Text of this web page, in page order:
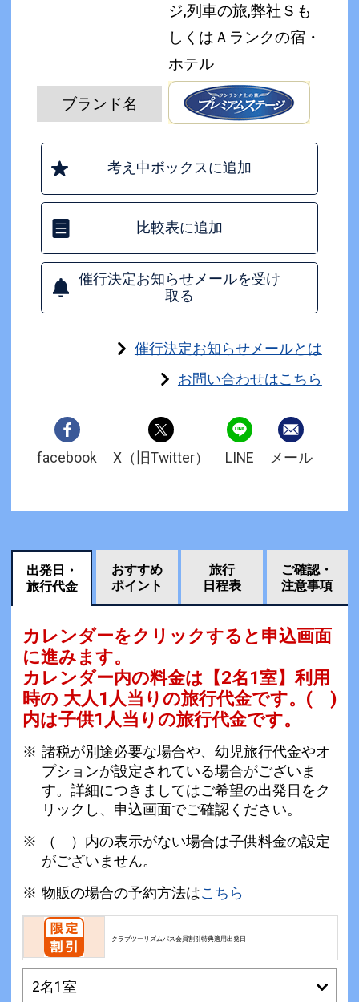
ジ,列車の旅,弊社Ｓも
しくはＡランクの宿・
ホテル
ブランド名
考え中ボックスに追加
比較表に追加
催行決定お知らせメールを受け
取る
催行決定お知らせメールとは
お問い合わせはこちら
facebook X（旧Twitter） LINE メール
出発日・
旅行代金
おすすめ
ポイント
旅行
日程表
ご確認・
注意事項
カレンダーをクリックすると申込画面
に進みます。
カレンダー内の料金は 【2名1室】利用
時の 大人1人当りの旅行代金です。 ( )
内は子供1人当りの旅行代金です。
諸税が別途必要な場合や、幼児旅行代金やオ
プションが設定されている場合がございま
す。詳細につきましてはご希望の出発日をク
リックし、申込画面でご確認ください。
（ ）内の表示がない場合は子供料金の設定
がございません。
物販の場合の予約方法はこちら
クラブツーリズムパス会員割引特典適用出発日